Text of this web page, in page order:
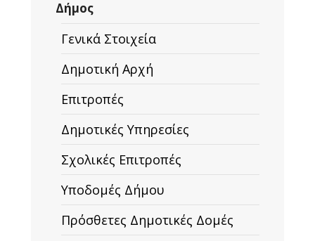
Δήμος
Γενικά Στοιχεία
Δημοτική Αρχή
Επιτροπές
Δημοτικές Υπηρεσίες
Σχολικές Επιτροπές
Υποδομές Δήμου
Πρόσθετες Δημοτικές Δομές